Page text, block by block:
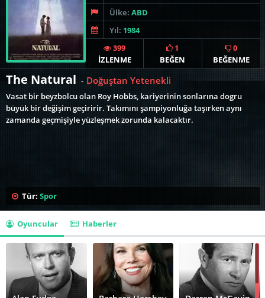
Ülke: ABD
Yıl: 1984
399
İZLENME
1
BEĞEN
0
BEĞENME
The Natural - Doğuştan Yetenekli
Vasat bir beyzbolcu olan Roy Hobbs, kariyerinin sonlarına dogru
büyük bir değişim geçiririr. Takımını şampiyonluğa taşırken aynı
zamanda geçmişiyle yüzleşmek zorunda kalacaktır.
Tür: Spor
Oyuncular Haberler